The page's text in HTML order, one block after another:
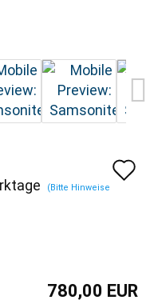
(Bitte Hinweise
780,00 EUR